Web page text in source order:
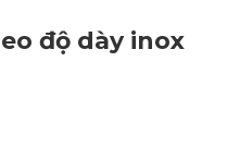
độ dày inox